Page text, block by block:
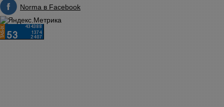
Norma в Facebook